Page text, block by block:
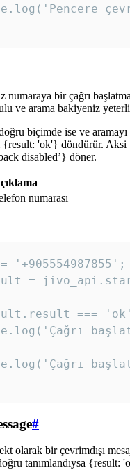
numaraya bir çağrı
ve arama bakiyeniz
biçimde ise ve
{result: 'ok'} döndürür.
disabled’} döner.
numarası
'+905554987855';
=
===
#
olarak bir çevrimdışı
tanımlandıysa {result: